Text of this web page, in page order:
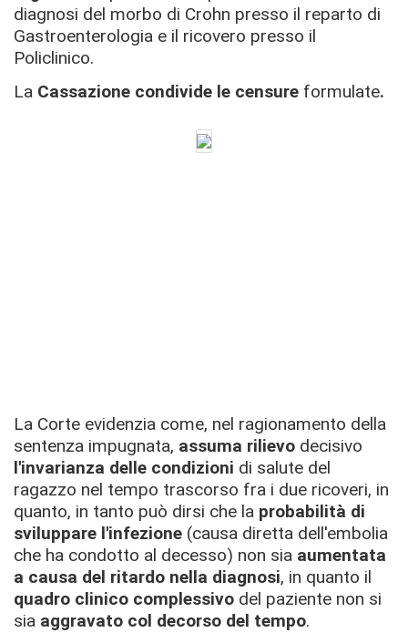
diagnosi del morbo di Crohn presso il reparto di
Gastroenterologia e il ricovero presso il
Policlinico.
La Cassazione condivide le censure formulate.
La Corte evidenzia come, nel ragionamento della
sentenza impugnata, assuma rilievo decisivo
l'invarianza delle condizioni di salute del
ragazzo nel tempo trascorso fra i due ricoveri, in
quanto, in tanto può dirsi che la probabilità di
sviluppare l'infezione (causa diretta dell'embolia
che ha condotto al decesso) non sia aumentata
a causa del ritardo nella diagnosi, in quanto il
quadro clinico complessivo del paziente non si
sia aggravato col decorso del tempo.